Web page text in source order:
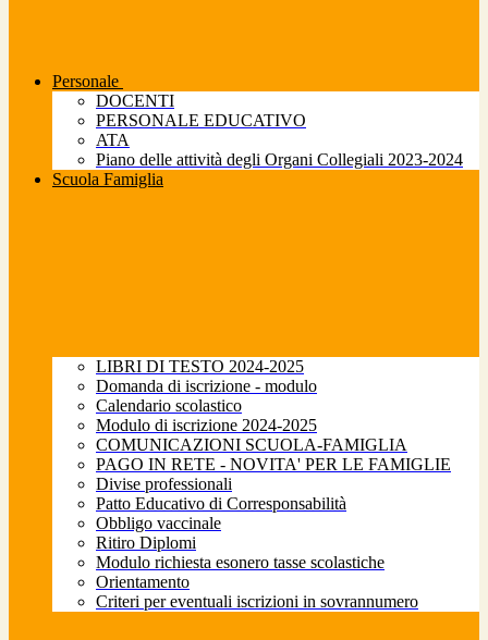
Personale
DOCENTI
PERSONALE EDUCATIVO
ATA
Piano delle attività degli Organi Collegiali 2023-2024
Scuola Famiglia
LIBRI DI TESTO 2024-2025
Domanda di iscrizione - modulo
Calendario scolastico
Modulo di iscrizione 2024-2025
COMUNICAZIONI SCUOLA-FAMIGLIA
PAGO IN RETE - NOVITA' PER LE FAMIGLIE
Divise professionali
Patto Educativo di Corresponsabilità
Obbligo vaccinale
Ritiro Diplomi
Modulo richiesta esonero tasse scolastiche
Orientamento
Criteri per eventuali iscrizioni in sovrannumero